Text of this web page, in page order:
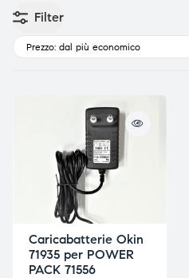
Filter
Prezzo: dal più economico
Caricabatterie Okin
71935 per POWER
PACK 71556